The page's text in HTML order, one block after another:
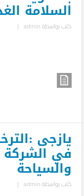
السلامة
كتب بواسطةadmin
|
يازجى
في الشركة
والسياحة
كتب بواسطةadmin
|